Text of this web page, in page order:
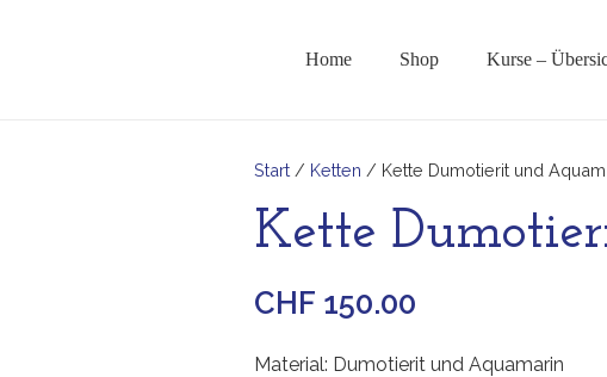
Home Shop Kurse –
Start / Ketten / Kette Dumotierit und
Kette
CHF 150.00
Material: Dumotierit und Aquamarin